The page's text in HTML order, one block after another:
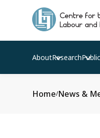
AboutResearch
Home/News &